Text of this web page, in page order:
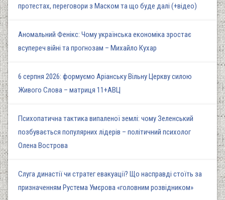
протестах, переговори з Маском та що буде далі (+відео)
Аномальний Фенікс: Чому українська економіка зростає
всупереч війні та прогнозам – Михайло Кухар
6 серпня 2026: формуємо Аріанську Вільну Церкву силою
Живого Слова – матриця 11+АВЦ
Психопатична тактика випаленої землі: чому Зеленський
позбувається популярних лідерів – політичний психолог
Олена Вострова
Слуга династії чи стратег евакуації? Що насправді стоїть за
призначенням Рустема Умєрова «головним розвідником»